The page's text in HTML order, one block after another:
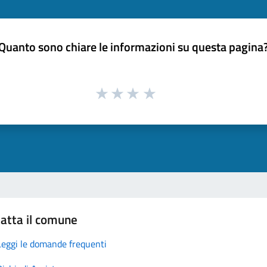
sono chiare le informazioni su questa
il comune
le domande frequenti